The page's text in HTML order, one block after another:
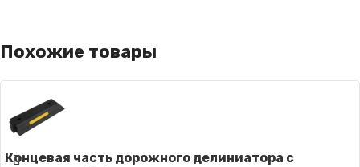
Похожие товары
Концевая часть дорожного делиниатора с